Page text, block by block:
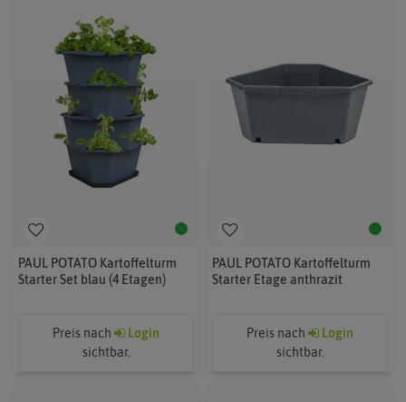
PAUL POTATO Kartoffelturm
Starter Set blau (4 Etagen)
Preis nach
Login
sichtbar.
PAUL POTATO Kartoffelturm
Starter Etage anthrazit
Preis nach
Login
sichtbar.